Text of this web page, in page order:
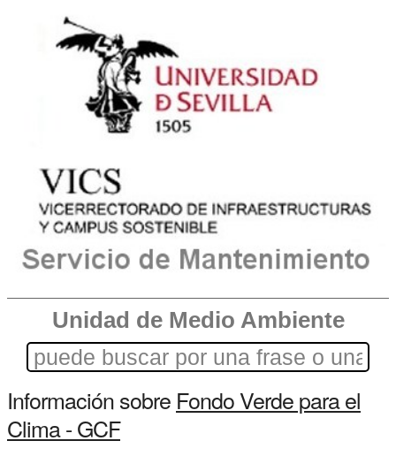
Unidad de Medio Ambiente
Información sobre Fondo Verde para el
Clima - GCF